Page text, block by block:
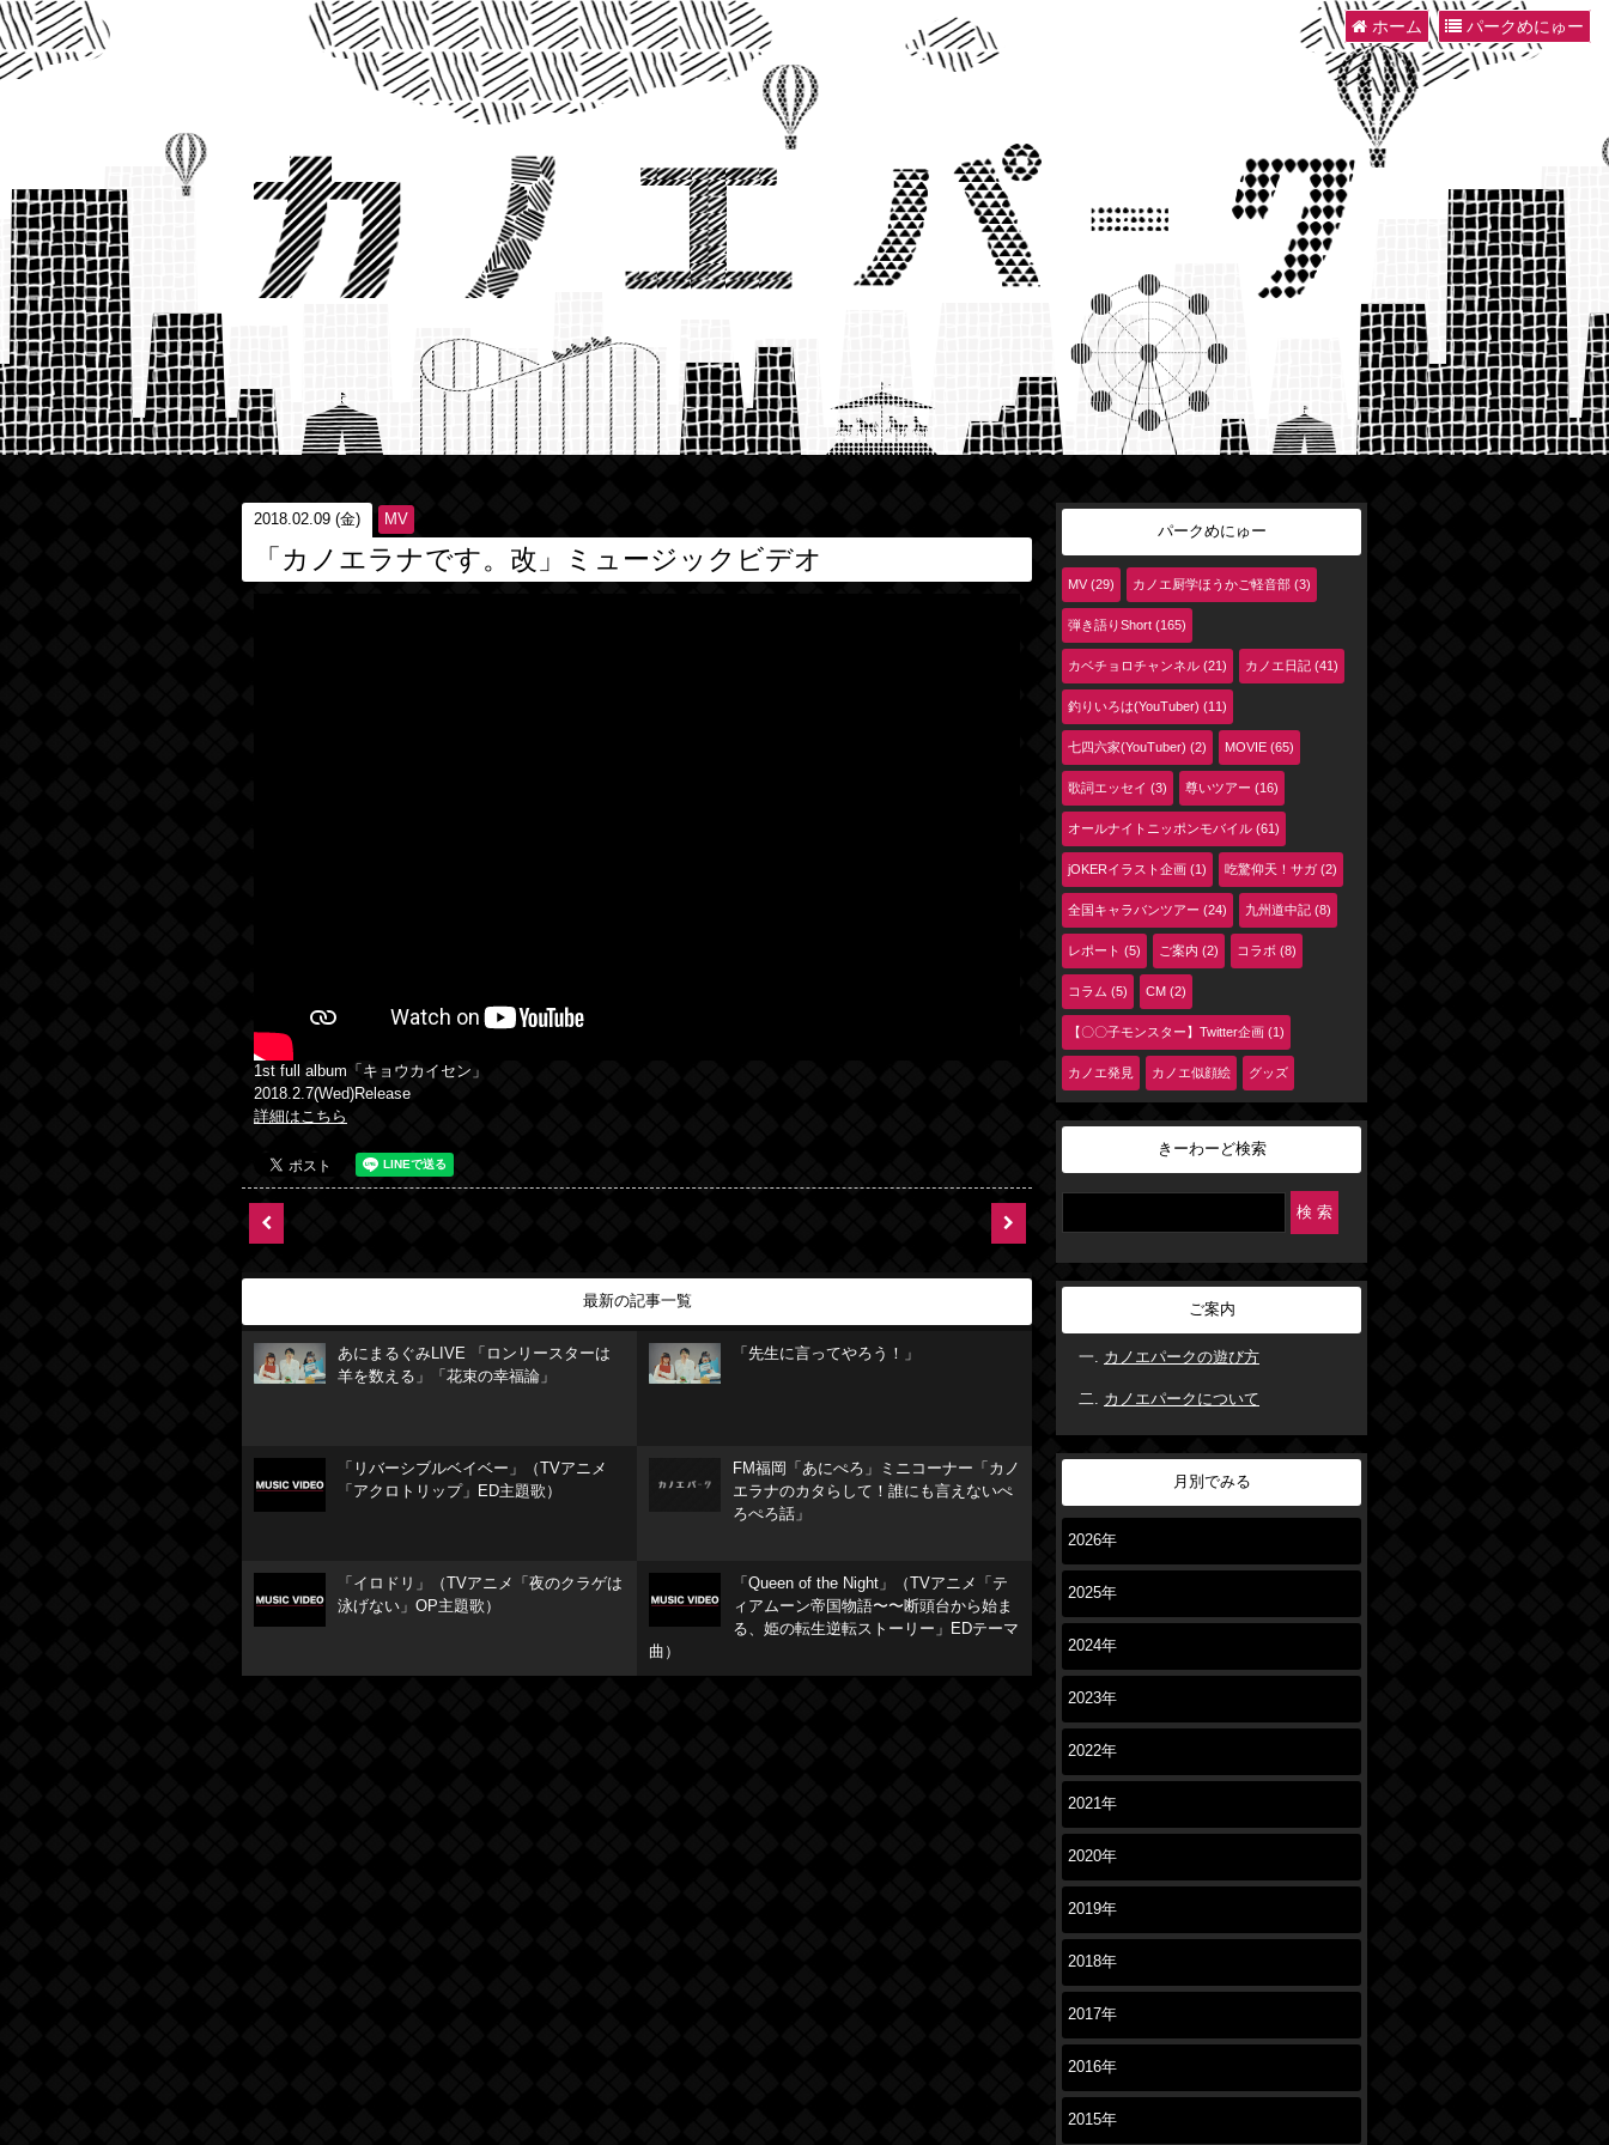
ホーム パークめにゅー
2018.02.09 (金) MV
「カノエラナです。改」ミュージックビデオ
1st full album「キョウカイセン」
2018.2.7(Wed)Release
詳細はこちら
最新の記事一覧
あにまるぐみLIVE 「ロンリースターは
羊を数える」「花束の幸福論」
「先生に言ってやろう！」
「リバーシブルベイベー」（TVアニメ
「アクロトリップ」ED主題歌）
FM福岡「あにぺろ」ミニコーナー「カノ
エラナのカタらして！誰にも言えないぺ
ろぺろ話」
「イロドリ」（TVアニメ「夜のクラゲは
泳げない」OP主題歌）
「Queen of the Night」（TVアニメ「テ
ィアムーン帝国物語〜〜断頭台から始ま
る、姫の転生逆転ストーリー」EDテーマ
曲）
パークめにゅー
MV (29) カノエ厨学ほうかご軽音部 (3)
弾き語りShort (165)
カベチョロチャンネル (21) カノエ日記 (41)
釣りいろは(YouTuber) (11)
七四六家(YouTuber) (2) MOVIE (65)
歌詞エッセイ (3) 尊いツアー (16)
オールナイトニッポンモバイル (61)
jOKERイラスト企画 (1) 吃驚仰天！サガ (2)
全国キャラバンツアー (24) 九州道中記 (8)
レポート (5) ご案内 (2) コラボ (8)
コラム (5) CM (2)
【〇〇子モンスター】Twitter企画 (1)
カノエ発見 カノエ似顔絵 グッズ
きーわーど検索
ご案内
カノエパークの遊び方
カノエパークについて
月別でみる
2026年
2025年
2024年
2023年
2022年
2021年
2020年
2019年
2018年
2017年
2016年
2015年